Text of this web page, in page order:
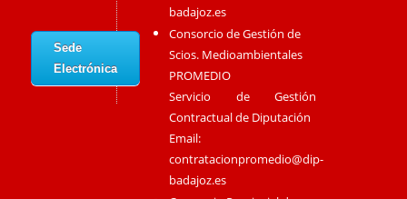
Sede
Electrónica
badajoz.es
Consorcio de Gestión de
Scios. Medioambientales
PROMEDIO
Servicio de Gestión
Contractual de Diputación
Email:
contratacionpromedio@dip-
badajoz.es